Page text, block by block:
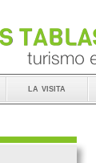
la visita